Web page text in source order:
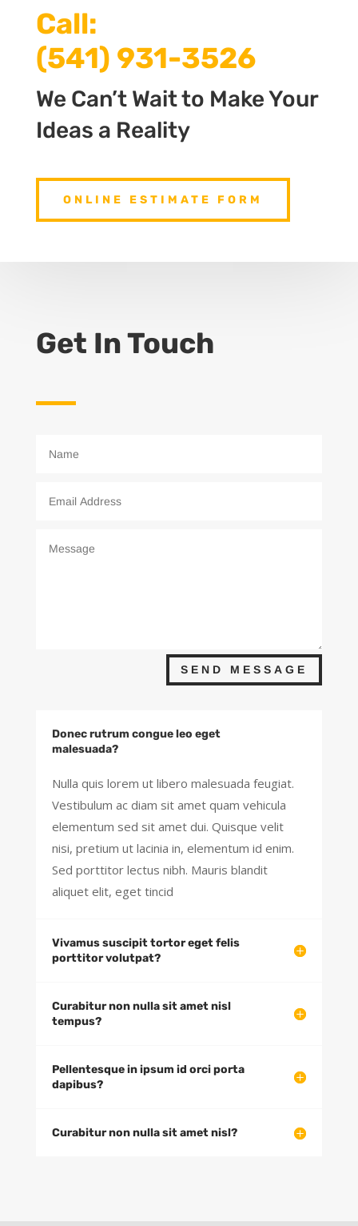
Call:
(541) 931-3526
We Can’t Wait to Make Your
Ideas a Reality
ONLINE ESTIMATE FORM
Get In Touch
SEND MESSAGE
Donec rutrum congue leo eget
malesuada?
Nulla quis lorem ut libero malesuada feugiat.
Vestibulum ac diam sit amet quam vehicula
elementum sed sit amet dui. Quisque velit
nisi, pretium ut lacinia in, elementum id enim.
Sed porttitor lectus nibh. Mauris blandit
aliquet elit, eget tincid
Vivamus suscipit tortor eget felis
porttitor volutpat?
Curabitur non nulla sit amet nisl
tempus?
Pellentesque in ipsum id orci porta
dapibus?
Curabitur non nulla sit amet nisl?